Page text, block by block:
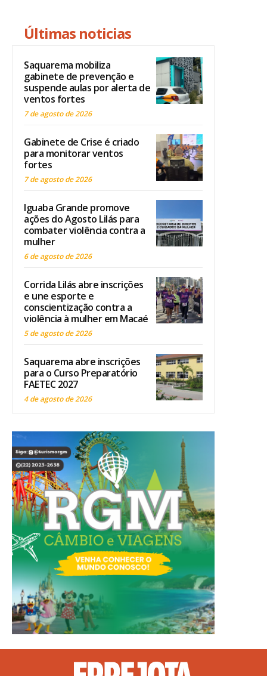
Últimas noticias
Saquarema mobiliza
gabinete de prevenção e
suspende aulas por alerta de
ventos fortes
7 de agosto de 2026
Gabinete de Crise é criado
para monitorar ventos
fortes
7 de agosto de 2026
Iguaba Grande promove
ações do Agosto Lilás para
combater violência contra a
mulher
6 de agosto de 2026
Corrida Lilás abre inscrições
e une esporte e
conscientização contra a
violência à mulher em Macaé
5 de agosto de 2026
Saquarema abre inscrições
para o Curso Preparatório
FAETEC 2027
4 de agosto de 2026